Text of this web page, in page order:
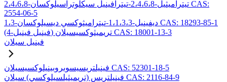
2،4،6،8-تيتراميثيل-2،4،6،8-تيترافينيل سيكلوتراسيلوكسان CAS:
2554-06-5
1،3-ديفينيل-1،1،3،3-تيتراميثوكسي ديسيلوكسان CAS: 18293-85-1
(4-فينيل فينيل) تريميثوكسيسيلان CAS: 18001-13-3
فينيل سيلان
فينيلتريسيسوبروبينيلوكسيسيلان CAS: 52301-18-5
فينيلتريس (تريميثيلسيلوكسي) سيلان CAS: 2116-84-9